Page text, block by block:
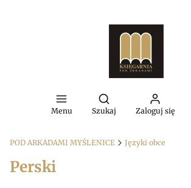
Menu
Otwórz wyszukiwarkę
Szukaj Zaloguj się
POD ARKADAMI MYŚLENICE Języki obce
Perski